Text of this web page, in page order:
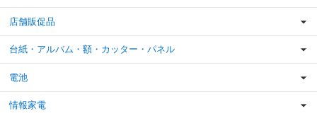
店舗販促品
台紙・アルバム・額・カッター・パネル
電池
情報家電